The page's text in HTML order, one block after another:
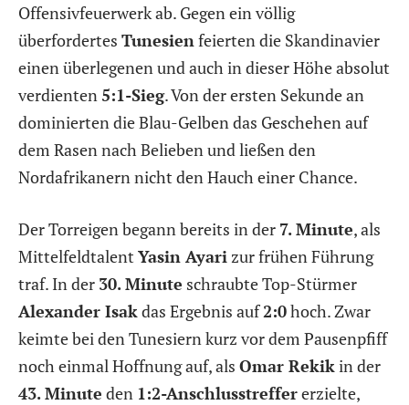
Offensivfeuerwerk ab. Gegen ein völlig
überfordertes Tunesien feierten die Skandinavier
einen überlegenen und auch in dieser Höhe absolut
verdienten 5:1-Sieg. Von der ersten Sekunde an
dominierten die Blau-Gelben das Geschehen auf
dem Rasen nach Belieben und ließen den
Nordafrikanern nicht den Hauch einer Chance.
Der Torreigen begann bereits in der 7. Minute, als
Mittelfeldtalent Yasin Ayarizur frühen Führung
traf. In der 30. Minute schraubte Top-Stürmer
Alexander Isakdas Ergebnis auf2:0hoch. Zwar
keimte bei den Tunesiern kurz vor dem Pausenpfiff
noch einmal Hoffnung auf, als Omar Rekikin der
43. Minute den 1:2-Anschlusstreffererzielte,